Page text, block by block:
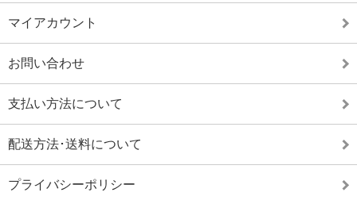
マイアカウント
お問い合わせ
支払い方法について
配送方法･送料について
プライバシーポリシー